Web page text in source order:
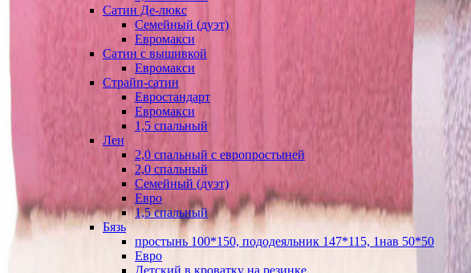
Сатин Де-люкс
Семейный (дуэт)
Евромакси
Сатин с вышивкой
Евромакси
Страйп-сатин
Евростандарт
Евромакси
1,5 спальный
Лен
2,0 спальный с европростыней
2,0 спальный
Семейный (дуэт)
Евро
1,5 спальный
Бязь
простынь 100*150, пододеяльник 147*115, 1нав 50*50
Евро